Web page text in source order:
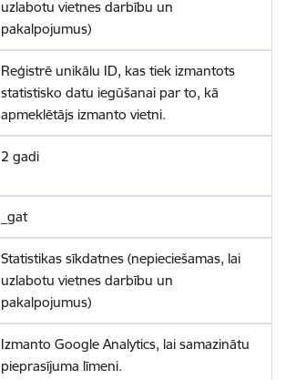
uzlabotu vietnes darbību un
pakalpojumus)
Reģistrē unikālu ID, kas tiek izmantots
statistisko datu iegūšanai par to, kā
apmeklētājs izmanto vietni.
2 gadi
_gat
Statistikas sīkdatnes (nepieciešamas, lai
uzlabotu vietnes darbību un
pakalpojumus)
Izmanto Google Analytics, lai samazinātu
pieprasījuma līmeni.